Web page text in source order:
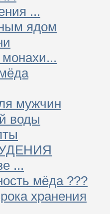
...
ядом
мужчин
воды
...
мёда ???
хранения